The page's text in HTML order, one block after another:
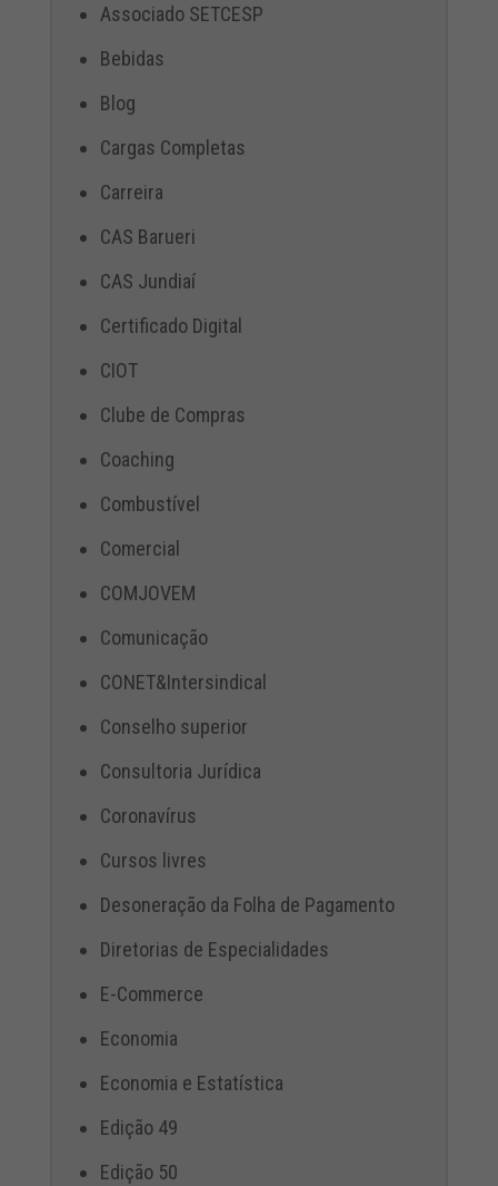
Associado SETCESP
Bebidas
Blog
Cargas Completas
Carreira
CAS Barueri
CAS Jundiaí
Certificado Digital
CIOT
Clube de Compras
Coaching
Combustível
Comercial
COMJOVEM
Comunicação
CONET&Intersindical
Conselho superior
Consultoria Jurídica
Coronavírus
Cursos livres
Desoneração da Folha de Pagamento
Diretorias de Especialidades
E-Commerce
Economia
Economia e Estatística
Edição 49
Edição 50